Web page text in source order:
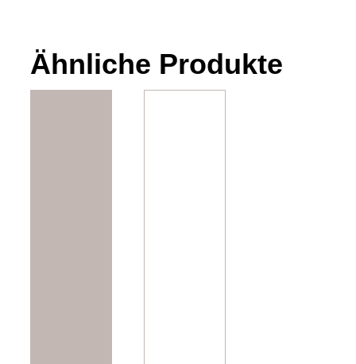
Ähnliche Produkte